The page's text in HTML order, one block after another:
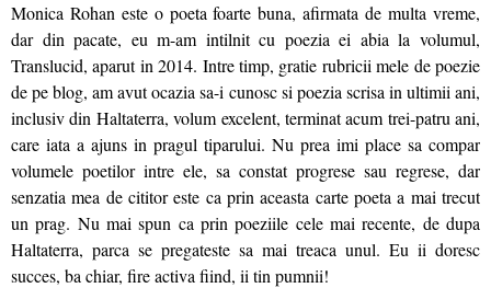
Monica Rohan este o poeta foarte buna, afirmata de multa vreme,
dar din pacate, eu m-am intilnit cu poezia ei abia la volumul,
Translucid, aparut in 2014. Intre timp, gratie rubricii mele de poezie
de pe blog, am avut ocazia sa-i cunosc si poezia scrisa in ultimii ani,
inclusiv din Haltaterra, volum excelent, terminat acum trei-patru ani,
care iata a ajuns in pragul tiparului. Nu prea imi place sa compar
volumele poetilor intre ele, sa constat progrese sau regrese, dar
senzatia mea de cititor este ca prin aceasta carte poeta a mai trecut
un prag. Nu mai spun ca prin poeziile cele mai recente, de dupa
Haltaterra, parca se pregateste sa mai treaca unul. Eu ii doresc
succes, ba chiar, fire activa fiind, ii tin pumnii!